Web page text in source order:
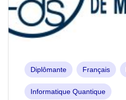
Diplômante Français
Informatique Quantique